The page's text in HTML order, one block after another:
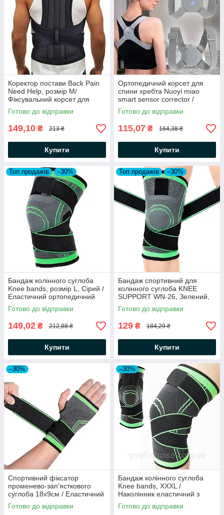
Коректор постави Back Pain
Need Help, розмір M/
Фіксувальний корсет для
спини/Вантажний корсет
Готово до відправки
149,10 ₴ 213 ₴
Купити
Ортопедичний корсет для
спини хребта Nuoyi miao
smart sensor corrector /
Коректор постави з вібрацією
Готово до відправки
115,07 ₴ 164,38 ₴
Купити
Топ продажів –30%
Бандаж колінного суглоба
Knee bands, розмір L, Сірий /
Еластичний ортопедичний
наколінник / Фіксатор для
коліна
Готово до відправки
149,02 ₴ 212,88 ₴
Купити
Топ продажів –30%
Бандаж спортивний для
колінного суглоба KNEE
SUPPORT WN-26, Зелений,
М / Фіксатор наколінник для
коліна
Готово до відправки
129 ₴ 184,29 ₴
Купити
–30%
Спортивний фіксатор
променево-зап'ясткового
суглоба 18х9см / Еластичний
бинт на руку / Бандаж на
зап'ястя
Готово до відправки
–30%
Бандаж колінного суглоба
Knee bands, XXXL /
Наколінник еластичний з
фіксуючим ременем /
Фіксатор коліна
Готово до відправки